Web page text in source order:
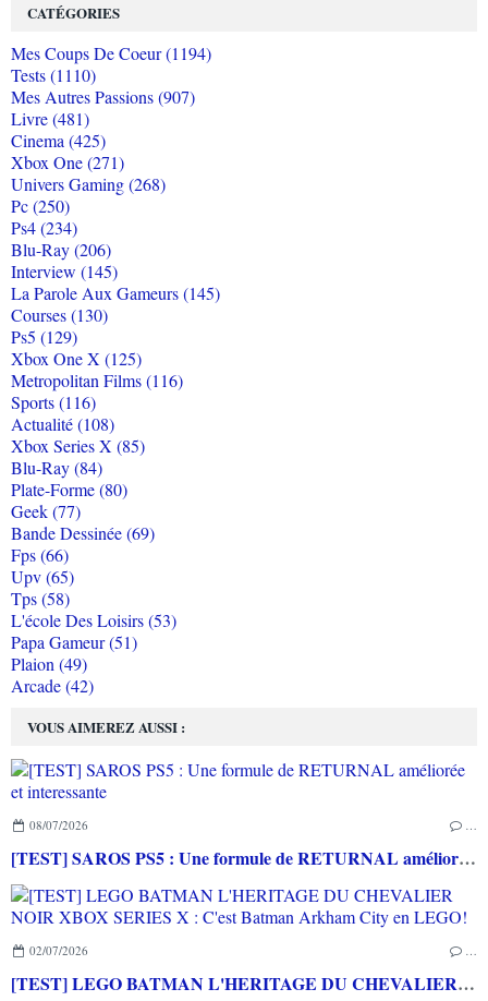
VOUS AIMEREZ AUSSI :
08/07/2026
[TEST] SAROS PS5 : Une formule de RETURNAL améliorée et interessante
02/07/2026
[TEST] LEGO BATMAN L'HERITAGE DU CHEVALIER NOIR XBOX SERIES X : C'est Batman Arkham City en LEGO!
CATÉGORIES
Mes Coups De Coeur (1194)
Tests (1110)
Mes Autres Passions (907)
Livre (481)
Cinema (425)
Xbox One (271)
Univers Gaming (268)
Pc (250)
Ps4 (234)
Blu-Ray (206)
Interview (145)
La Parole Aux Gameurs (145)
Courses (130)
Ps5 (129)
Xbox One X (125)
Metropolitan Films (116)
Sports (116)
Actualité (108)
Xbox Series X (85)
Blu-Ray (84)
Plate-Forme (80)
Geek (77)
Bande Dessinée (69)
Fps (66)
Upv (65)
Tps (58)
L'école Des Loisirs (53)
Papa Gameur (51)
Plaion (49)
Arcade (42)